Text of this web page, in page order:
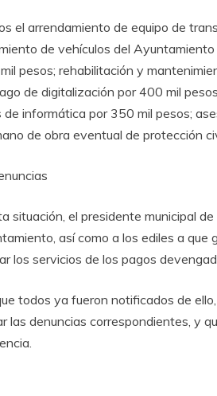
el arrendamiento de equipo de
de vehículos del
pesos; rehabilitación y
de digitalización por 400 mil
de informática por 350 mil pesos;
de obra eventual de protección
situación, el presidente municipal
así como a los ediles a que
los servicios de los pagos
todos ya fueron notificados de
las denuncias correspondientes, y